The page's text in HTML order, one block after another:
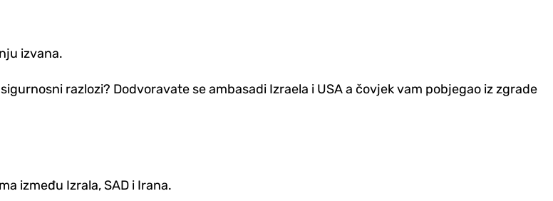
izvana.
razlozi? Dodvoravate se ambasadi Izraela i USA a čovjek vam pobjegao iz zgrade
između Izrala, SAD i Irana.